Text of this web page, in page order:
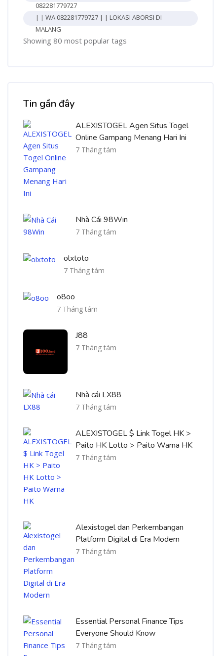
082281779727
| | WA 082281779727 | | LOKASI ABORSI DI
MALANG
Showing 80 most popular tags
Tin gần đây
ALEXISTOGEL Agen Situs Togel
Online Gampang Menang Hari Ini
7 Tháng tám
Nhà Cái 98Win
7 Tháng tám
olxtoto
7 Tháng tám
o8oo
7 Tháng tám
J88
7 Tháng tám
Nhà cái LX88
7 Tháng tám
ALEXISTOGEL $ Link Togel HK >
Paito HK Lotto > Paito Warna HK
7 Tháng tám
Alexistogel dan Perkembangan
Platform Digital di Era Modern
7 Tháng tám
Essential Personal Finance Tips
Everyone Should Know
7 Tháng tám